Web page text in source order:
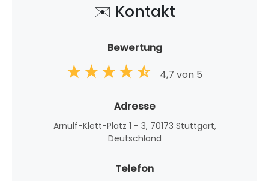
✉️ Kontakt
Bewertung
4,7 von 5
Adresse
Arnulf-Klett-Platz 1 - 3, 70173 Stuttgart,
Deutschland
Telefon